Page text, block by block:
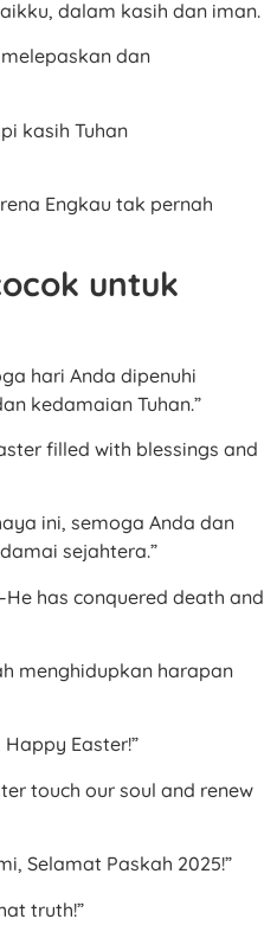
dalam kasih dan iman.
dan
kasih Tuhan
Engkau tak pernah
untuk
hari Anda dipenuhi
kedamaian Tuhan.”
filled with blessings and
ini, semoga Anda dan
sejahtera.”
has conquered death and
menghidupkan harapan
Happy Easter!”
touch our soul and renew
Selamat Paskah 2025!”
truth!”